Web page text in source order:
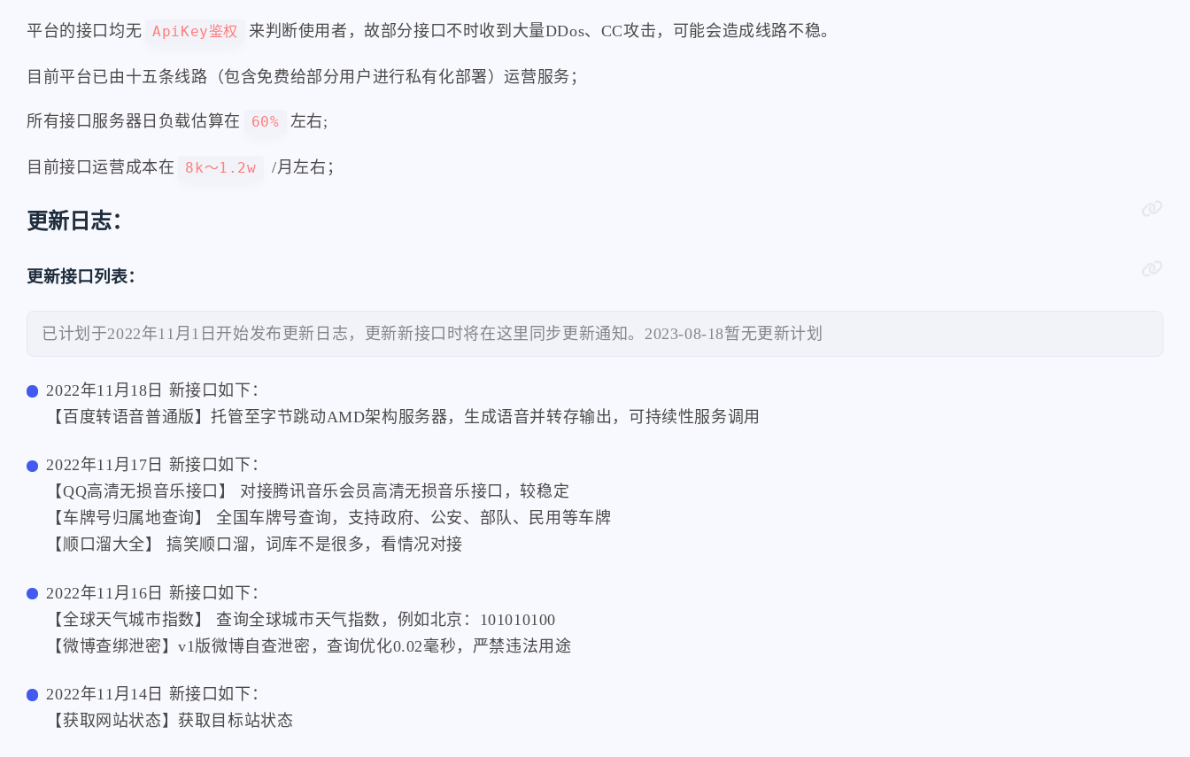
平台的接口均无 ApiKey鉴权 来判断使用者，故部分接口不时收到大量DDos、CC攻击，可能会造成线路不稳。
目前平台已由十五条线路（包含免费给部分用户进行私有化部署）运营服务；
所有接口服务器日负载估算在 60% 左右;
目前接口运营成本在 8k～1.2w /月左右；
更新日志：
更新接口列表：
已计划于2022年11月1日开始发布更新日志，更新新接口时将在这里同步更新通知。2023-08-18暂无更新计划
2022年11月18日 新接口如下：
【百度转语音普通版】托管至字节跳动AMD架构服务器，生成语音并转存输出，可持续性服务调用
2022年11月17日 新接口如下：
【QQ高清无损音乐接口】 对接腾讯音乐会员高清无损音乐接口，较稳定
【车牌号归属地查询】 全国车牌号查询，支持政府、公安、部队、民用等车牌
【顺口溜大全】 搞笑顺口溜，词库不是很多，看情况对接
2022年11月16日 新接口如下：
【全球天气城市指数】 查询全球城市天气指数，例如北京：101010100
【微博查绑泄密】v1版微博自查泄密，查询优化0.02毫秒，严禁违法用途
2022年11月14日 新接口如下：
【获取网站状态】获取目标站状态